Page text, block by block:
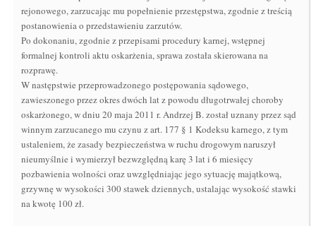
rejonowego, zarzucając mu popełnienie przestępstwa, zgodnie z treścią
postanowienia o przedstawieniu zarzutów.
Po dokonaniu, zgodnie z przepisami procedury karnej, wstępnej
formalnej kontroli aktu oskarżenia, sprawa została skierowana na
rozprawę.
W następstwie przeprowadzonego postępowania sądowego,
zawieszonego przez okres dwóch lat z powodu długotrwałej choroby
oskarżonego, w dniu 20 maja 2011 r. Andrzej B. został uznany przez sąd
winnym zarzucanego mu czynu z art. 177 § 1 Kodeksu karnego, z tym
ustaleniem, że zasady bezpieczeństwa w ruchu drogowym naruszył
nieumyślnie i wymierzył bezwzględną karę 3 lat i 6 miesięcy
pozbawienia wolności oraz uwzględniając jego sytuację majątkową,
grzywnę w wysokości 300 stawek dziennych, ustalając wysokość stawki
na kwotę 100 zł.